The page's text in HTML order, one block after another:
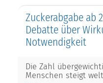
Zuckerabgabe ab
Debatte über
Notwendigkeit
Die Zahl
Menschen steigt